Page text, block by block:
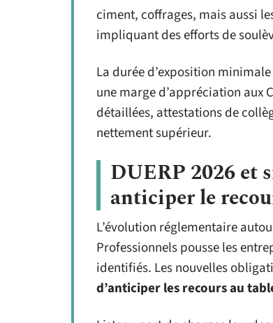
ciment, coffrages, mais aussi
impliquant des efforts de
La durée d’exposition
une marge d’appréciation aux
détaillées, attestations de
nettement supérieur.
DUERP 2026 et
anticiper le
L’évolution réglementaire
Professionnels pousse les
identifiés. Les nouvelles
d’anticiper les recours au